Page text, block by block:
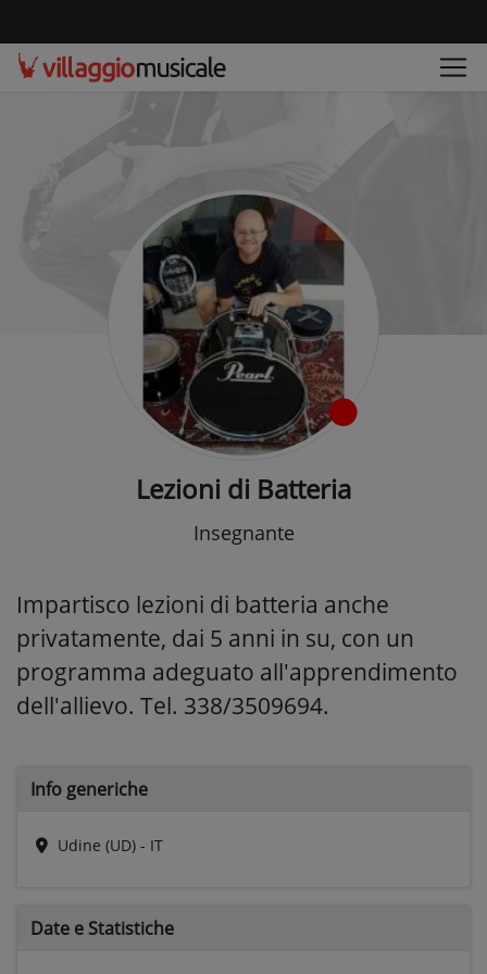
Lezioni di Batteria
Insegnante
Impartisco lezioni di batteria anche
privatamente, dai 5 anni in su, con un
programma adeguato all'apprendimento
dell'allievo. Tel. 338/3509694.
Info generiche
Udine (UD) - IT
Date e Statistiche